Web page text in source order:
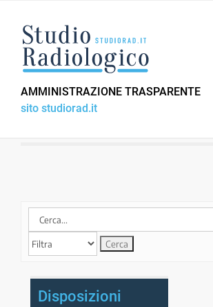
contenuto
AMMINISTRAZIONE TRASPARENTE
sito studiorad.it
Disposizioni